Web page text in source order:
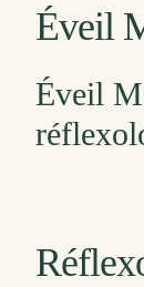
Éveil
Éveil